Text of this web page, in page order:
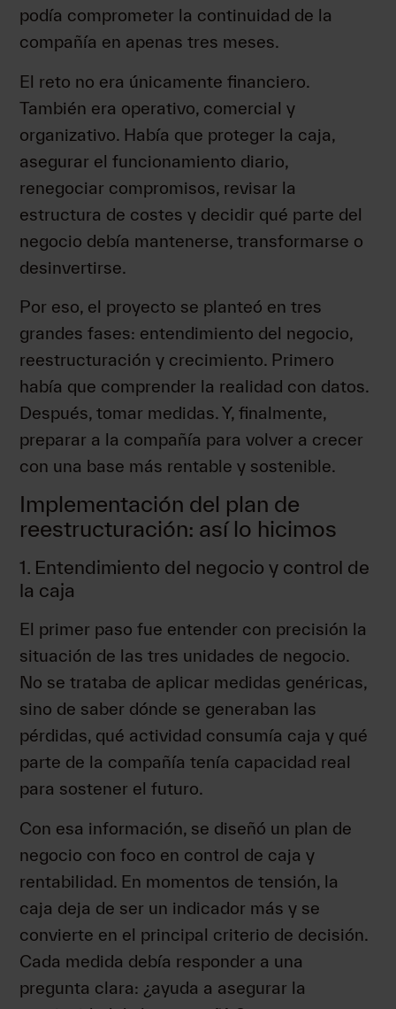
podía comprometer la continuidad de la
compañía en apenas tres meses.
El reto no era únicamente financiero.
También era operativo, comercial y
organizativo. Había que proteger la caja,
asegurar el funcionamiento diario,
renegociar compromisos, revisar la
estructura de costes y decidir qué parte del
negocio debía mantenerse, transformarse o
desinvertirse.
Por eso, el proyecto se planteó en tres
grandes fases: entendimiento del negocio,
reestructuración y crecimiento. Primero
había que comprender la realidad con datos.
Después, tomar medidas. Y, finalmente,
preparar a la compañía para volver a crecer
con una base más rentable y sostenible.
Implementación del plan de
reestructuración: así lo hicimos
1. Entendimiento del negocio y control de
la caja
El primer paso fue entender con precisión la
situación de las tres unidades de negocio.
No se trataba de aplicar medidas genéricas,
sino de saber dónde se generaban las
pérdidas, qué actividad consumía caja y qué
parte de la compañía tenía capacidad real
para sostener el futuro.
Con esa información, se diseñó un plan de
negocio con foco en control de caja y
rentabilidad. En momentos de tensión, la
caja deja de ser un indicador más y se
convierte en el principal criterio de decisión.
Cada medida debía responder a una
pregunta clara: ¿ayuda a asegurar la